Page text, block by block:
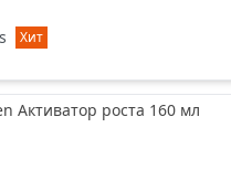
Хит
Активатор роста 160 мл